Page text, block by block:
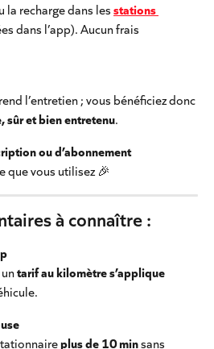
la recharge dans les stations
dans l’app). Aucun frais
l’entretien ; vous bénéficiez donc
sûr et bien entretenu.
ou d’abonnement
que vous utilisez 🎉
à connaître :
tarif au kilomètre s’applique
plus de 10 min sans